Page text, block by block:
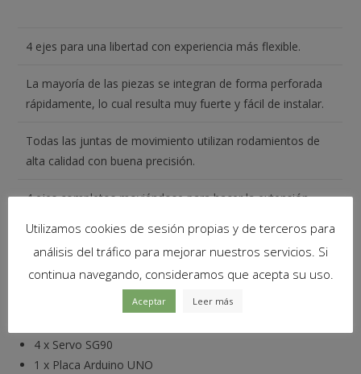
4 ejes para una libertad con experiencia más flexible.
La mayoría de las piezas se integran de forma perforada
rápidamente, lo cual resulta muy fuerte y fácil de instalar.
Todas las juntas de movimiento utilizan rodamientos de
alta calidad con buena precisión.
4 ejes completos moviéndose para hacer la extensión
Contenido del paquete
4 x Servo SG90
1 x Placa Arduino UNO
Utilizamos cookies de sesión propias y de terceros para
análisis del tráfico para mejorar nuestros servicios. Si
continua navegando, consideramos que acepta su uso.
Aceptar Leer más